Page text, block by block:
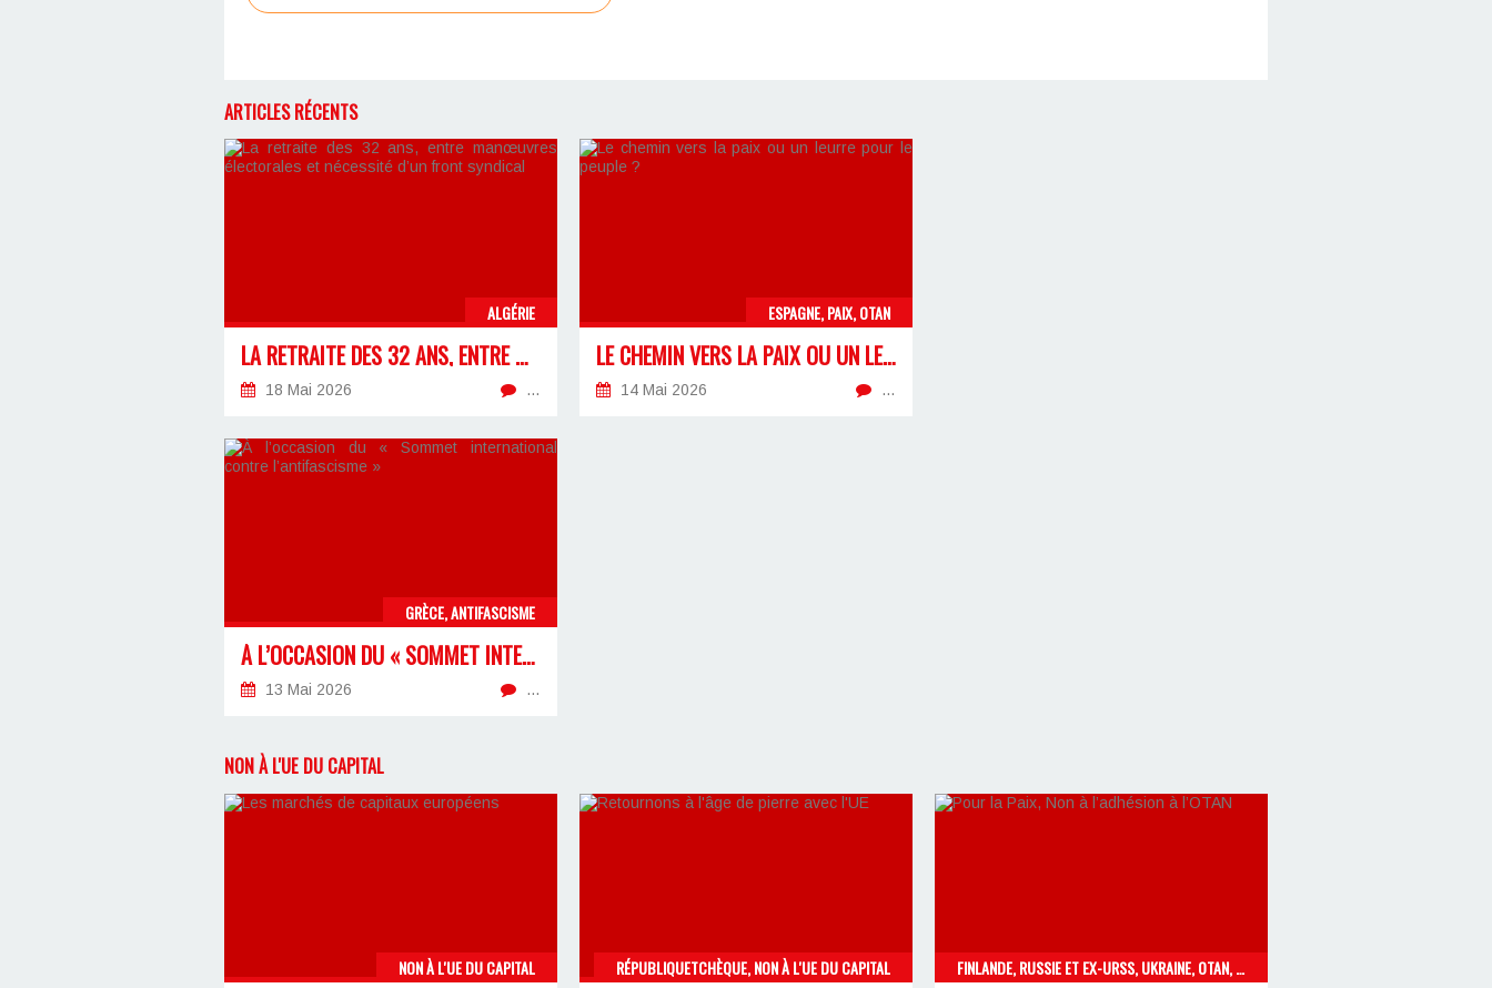
ARTICLES RÉCENTS
ALGÉRIE
LA RETRAITE DES 32 ANS, ENTRE MANŒUVRES ÉLECTORALES ET NÉCESSITÉ D’UN FRONT SYNDICAL
18 Mai 2026 …
ESPAGNE, PAIX, OTAN
LE CHEMIN VERS LA PAIX OU UN LEURRE POUR LE PEUPLE ?
14 Mai 2026 …
GRÈCE, ANTIFASCISME
À L’OCCASION DU « SOMMET INTERNATIONAL CONTRE L’ANTIFASCISME »
13 Mai 2026 …
NON À L'UE DU CAPITAL
NON À L'UE DU CAPITAL RÉPUBLIQUETCHÈQUE, NON À L'UE DU CAPITAL FINLANDE, RUSSIE ET EX-URSS, UKRAINE, OTAN, NON À L'UE DU CAPITAL